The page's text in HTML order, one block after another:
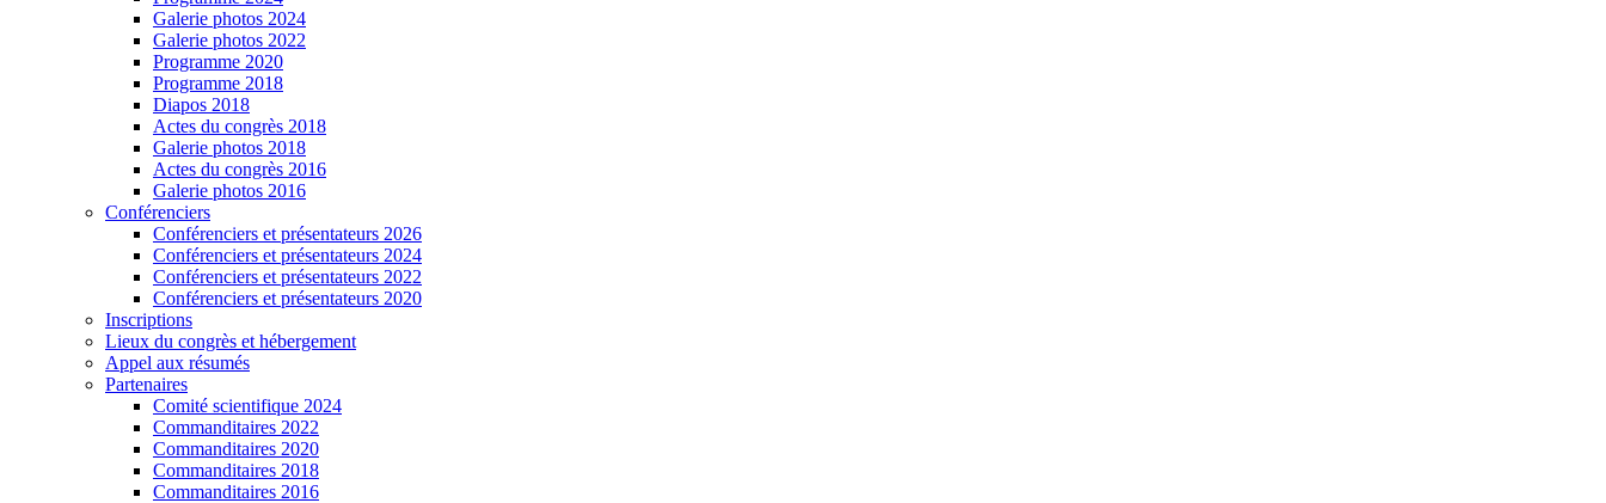
Galerie photos 2024
Galerie photos 2022
Programme 2020
Programme 2018
Diapos 2018
Actes du congrès 2018
Galerie photos 2018
Actes du congrès 2016
Galerie photos 2016
Conférenciers
Conférenciers et présentateurs 2026
Conférenciers et présentateurs 2024
Conférenciers et présentateurs 2022
Conférenciers et présentateurs 2020
Inscriptions
Lieux du congrès et hébergement
Appel aux résumés
Partenaires
Comité scientifique 2024
Commanditaires 2022
Commanditaires 2020
Commanditaires 2018
Commanditaires 2016